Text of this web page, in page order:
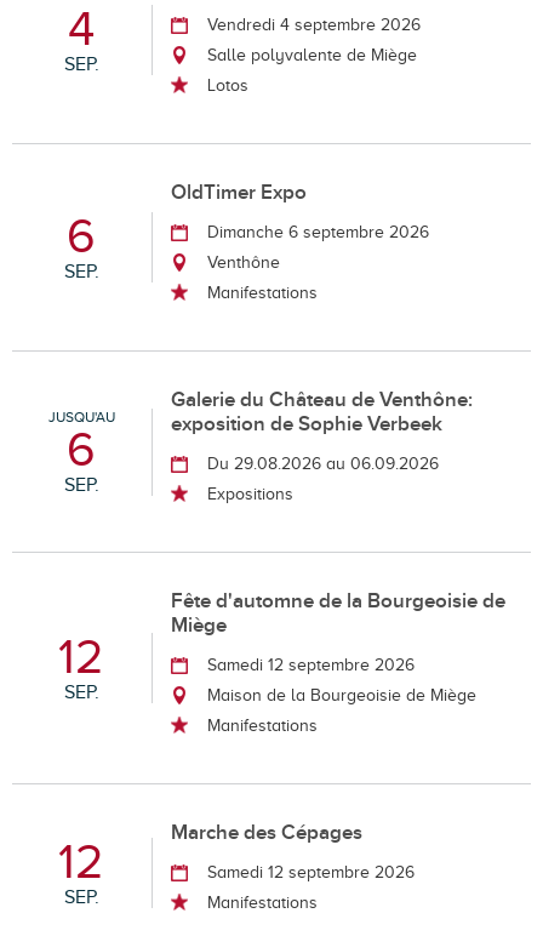
4
SEP.
Vendredi 4 septembre 2026
Salle polyvalente de Miège
Lotos
6
SEP.
OldTimer Expo
Dimanche 6 septembre 2026
Venthône
Manifestations
JUSQU'AU
6
SEP.
Galerie du Château de Venthône:
exposition de Sophie Verbeek
Du 29.08.2026 au 06.09.2026
Expositions
12
SEP.
Fête d'automne de la Bourgeoisie de
Miège
Samedi 12 septembre 2026
Maison de la Bourgeoisie de Miège
Manifestations
12
SEP.
Marche des Cépages
Samedi 12 septembre 2026
Manifestations